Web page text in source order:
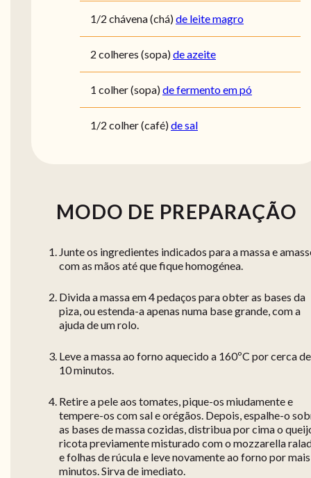
1/2 chávena (chá)de leite magro
2 colheres (sopa)de azeite
1 colher (sopa)de fermento em pó
1/2 colher (café)de sal
MODO DE PREPARAÇÃO
Junte os ingredientes indicados para a massa e
com as mãos até que fique homogénea.
Divida a massa em 4 pedaços para obter as bases da
piza, ou estenda-a apenas numa base grande, com a
ajuda de um rolo.
Leve a massa ao forno aquecido a 160ºC por cerca de
10 minutos.
Retire a pele aos tomates, pique-os miudamente e
tempere-os com sal e orégãos. Depois, espalhe-o
as bases de massa cozidas, distribua por cima o
ricota previamente misturado com o mozzarella
e folhas de rúcula e leve novamente ao forno por
minutos. Sirva de imediato.